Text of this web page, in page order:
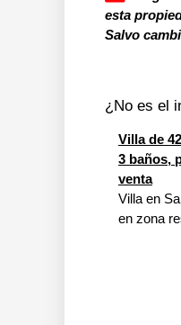
esta
Salvo
¿No es el
Villa de
3 baños,
venta
Villa en
en zona